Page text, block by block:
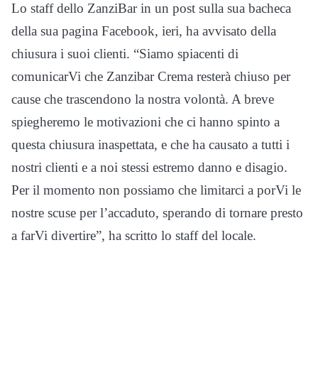
Lo staff dello ZanziBar in un post sulla sua bacheca
della sua pagina Facebook, ieri, ha avvisato della
chiusura i suoi clienti. “Siamo spiacenti di
comunicarVi che Zanzibar Crema resterà chiuso per
cause che trascendono la nostra volontà. A breve
spiegheremo le motivazioni che ci hanno spinto a
questa chiusura inaspettata, e che ha causato a tutti i
nostri clienti e a noi stessi estremo danno e disagio.
Per il momento non possiamo che limitarci a porVi le
nostre scuse per l’accaduto, sperando di tornare presto
a farVi divertire”, ha scritto lo staff del locale.